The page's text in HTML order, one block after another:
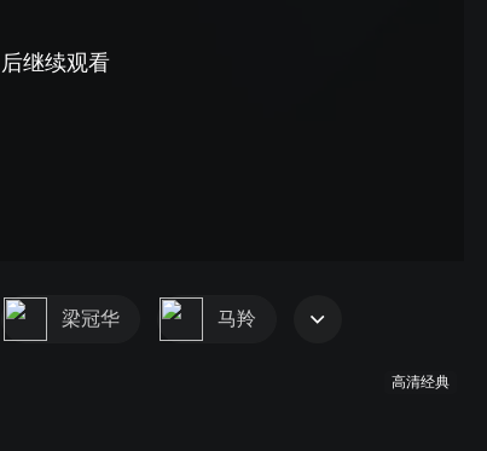
后继续观看
梁冠华 马羚
高清经典